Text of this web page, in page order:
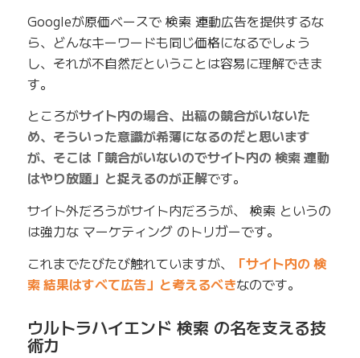
Googleが原価ベースで 検索 連動広告を提供するな
ら、どんなキーワードも同じ価格になるでしょう
し、それが不自然だということは容易に理解できま
す。
ところがサイト内の場合、出稿の競合がいないた
め、そういった意識が希薄になるのだと思います
が、そこは「競合がいないのでサイト内の 検索 連動
はやり放題」と捉えるのが正解です。
サイト外だろうがサイト内だろうが、 検索 というの
は強力な マーケティング のトリガーです。
これまでたびたび触れていますが、
「サイト内の 検
索 結果はすべて広告」と考えるべきなのです。
ウルトラハイエンド 検索 の名を支える技
術力